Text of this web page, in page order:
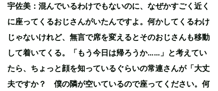
宇佐美：混んでいるわけでもないのに、なぜかすごく近く
に座ってくるおじさんがいたんですよ。何かしてくるわけ
じゃないけれど、無言で席を変えるとそのおじさんも移動
して着いてくる。「もう今日は帰ろうか……」と考えてい
たら、ちょっと顔を知っているぐらいの常連さんが「大丈
夫ですか？ 僕の隣が空いているので座ってください。何